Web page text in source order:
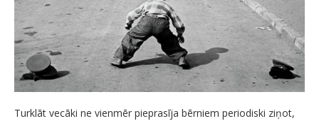
Turklāt vecāki ne vienmēr pieprasīja bērniem periodiski ziņot,